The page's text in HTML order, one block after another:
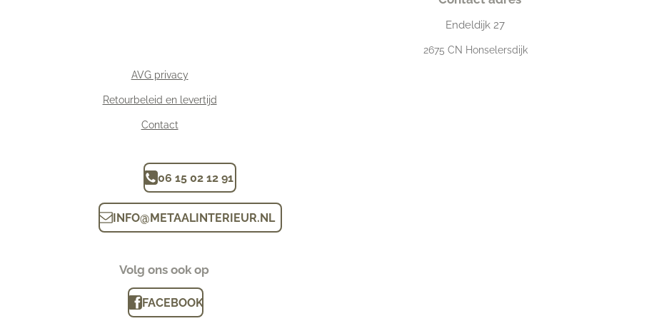
Endeldijk 27
2675 CN Honselersdijk
AVG privacy
Retourbeleid en levertijd
Contact
06 15 02 12 91
INFO@METAALINTERIEUR.NL
Volg ons ook op
FACEBOOK